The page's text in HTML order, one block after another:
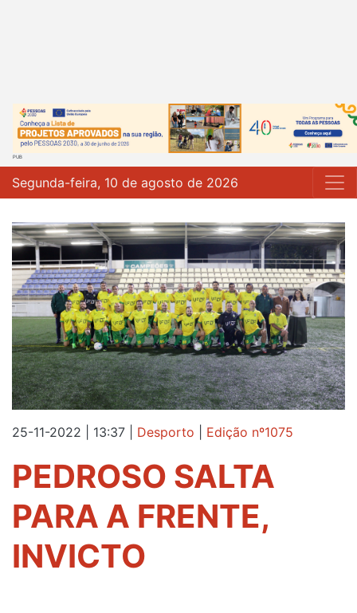
Segunda-feira, 10 de agosto de 2026
25-11-2022 | 13:37 Desporto Edição nº1075
PEDROSO SALTA
PARA A FRENTE,
INVICTO